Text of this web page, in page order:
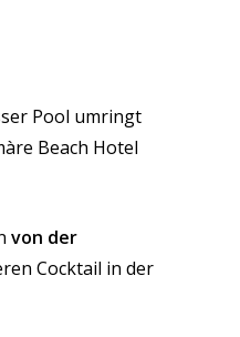
Pool umringt
Beach Hotel
von der
Cocktail in der